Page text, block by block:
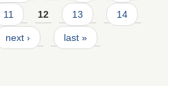
11 12 13 14
next › last »